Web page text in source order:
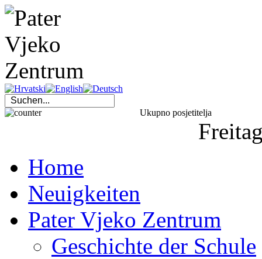
Ukupno posjetitelja
Home
Neuigkeiten
Pater Vjeko Zentrum
Geschichte der Schule